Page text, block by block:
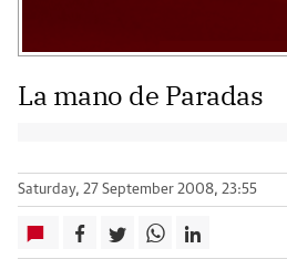
La mano de Paradas
Saturday, 27 September 2008, 23:55